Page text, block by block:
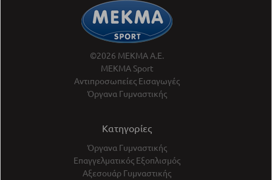
©2026 ΜΕΚΜΑ Α.Ε.
ΜΕΚΜΑ Sport
Αντιπροσωπείες Εισαγωγές
Όργανα Γυμναστικής
Κατηγορίες
Όργανα Γυμναστικής
Επαγγελματικός Εξοπλισμός
Αξεσουάρ Γυμναστικής